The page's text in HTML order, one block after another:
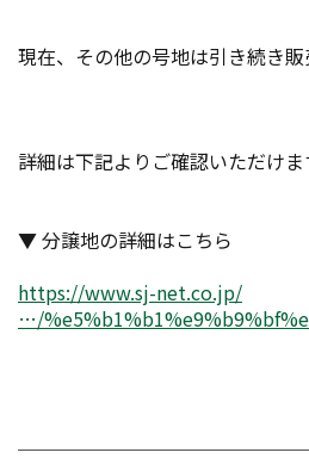
現在、その他の号地は引き続き販
詳細は下記よりご確認いただけま
▼ 分譲地の詳細はこちら
https://www.sj-net.co.jp/
…/